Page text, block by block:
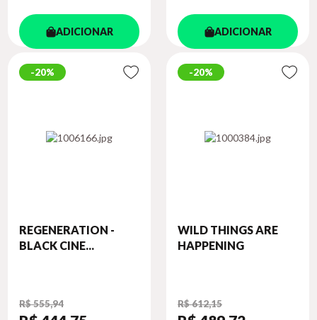
ADICIONAR ADICIONAR
20%
REGENERATION -
BLACK CINE...
R$ 555,94
20%
WILD THINGS ARE
HAPPENING
R$ 612,15